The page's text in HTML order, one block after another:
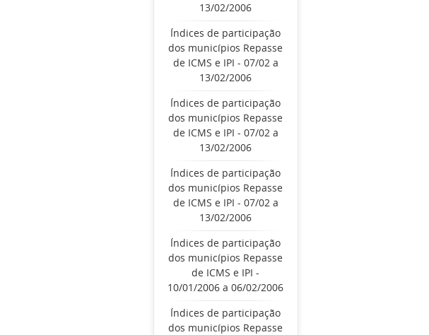
13/02/2006
Índices de participação
dos municípios Repasse
de ICMS e IPI - 07/02 a
13/02/2006
Índices de participação
dos municípios Repasse
de ICMS e IPI - 07/02 a
13/02/2006
Índices de participação
dos municípios Repasse
de ICMS e IPI - 07/02 a
13/02/2006
Índices de participação
dos municípios Repasse
de ICMS e IPI -
10/01/2006 a 06/02/2006
Índices de participação
dos municípios Repasse